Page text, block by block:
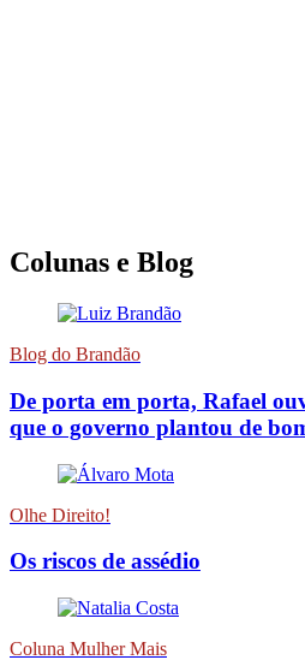
Colunas e Blog
Blog do Brandão
De porta em porta, Rafael
que o governo plantou de
Olhe Direito!
Os riscos de assédio
Coluna Mulher Mais